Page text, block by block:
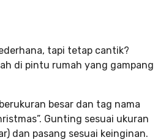
tapi tetap cantik?
di pintu rumah yang gampang
besar dan tag nama
Gunting sesuai ukuran
dan pasang sesuai keinginan.